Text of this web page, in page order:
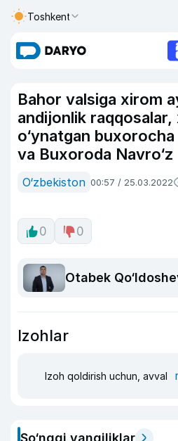
Toshkent
Bahor valsiga xirom
andijonlik
o‘ynatgan
va Buxoroda
O‘zbekiston 00:57 / 25.03.2022
0 0
Otabek
Izohlar
Izoh qoldirish uchun, avval
So‘nggi yangiliklar